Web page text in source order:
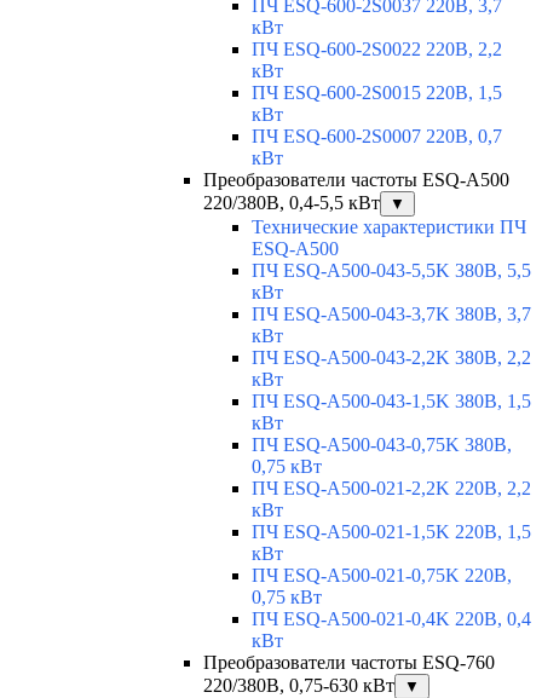
ПЧ ESQ-600-2S0037 220В, 3,7
кВт
ПЧ ESQ-600-2S0022 220В, 2,2
кВт
ПЧ ESQ-600-2S0015 220В, 1,5
кВт
ПЧ ESQ-600-2S0007 220В, 0,7
кВт
Преобразователи частоты ESQ-A500
220/380В, 0,4-5,5 кВт
▼
Технические характеристики ПЧ
ESQ-A500
ПЧ ESQ-A500-043-5,5K 380В, 5,5
кВт
ПЧ ESQ-A500-043-3,7K 380В, 3,7
кВт
ПЧ ESQ-A500-043-2,2K 380В, 2,2
кВт
ПЧ ESQ-A500-043-1,5K 380В, 1,5
кВт
ПЧ ESQ-A500-043-0,75K 380В,
0,75 кВт
ПЧ ESQ-A500-021-2,2K 220В, 2,2
кВт
ПЧ ESQ-A500-021-1,5K 220В, 1,5
кВт
ПЧ ESQ-A500-021-0,75K 220В,
0,75 кВт
ПЧ ESQ-A500-021-0,4K 220В, 0,4
кВт
Преобразователи частоты ESQ-760
220/380В, 0,75-630 кВт
▼